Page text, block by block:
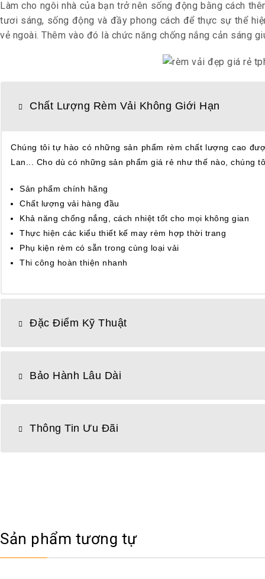
Làm cho ngôi nhà của bạn trở nên sống động bằng cách
tươi sáng, sống động và đầy phong cách để thực sự thể
vẻ ngoài. Thêm vào đó là chức năng chống nắng cản sáng
Chất Lượng Rèm Vải Không Giới Hạn
Chúng tôi tự hào có những sản phẩm rèm chất lượng cao
Lan... Cho dù có những sản phẩm giá rẻ như thế nào, chúng
Sản phẩm chính hãng
Chất lượng vải hàng đầu
Khả năng chống nắng, cách nhiệt tốt cho mọi không gian
Thực hiện các kiểu thiết kế may rèm hợp thời trang
Phụ kiện rèm có sẵn trong cùng loại vải
Thi công hoàn thiện nhanh
Đặc Điểm Kỹ Thuật
Bảo Hành Lâu Dài
Thông Tin Ưu Đãi
Sản phẩm tương tự